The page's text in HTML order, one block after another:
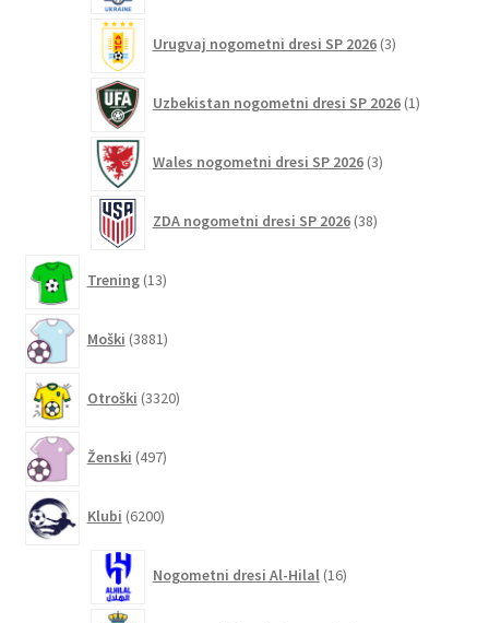
Urugvaj nogometni dresi SP 2026 3izdelki
Uzbekistan nogometni dresi SP 2026 1izdelek
Wales nogometni dresi SP 2026 3izdelki
ZDA nogometni dresi SP 2026 38izdelkov
Trening 13izdelkov
Moški 3881izdelkov
Otroški 3320izdelkov
Ženski 497izdelkov
Klubi 6200izdelkov
Nogometni dresi Al-Hilal 16izdelkov